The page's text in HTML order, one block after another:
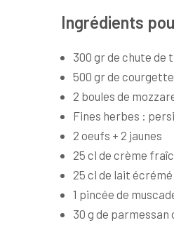
Ingrédients
300 gr de chute de
500 gr de
2 boules de
Fines herbes :
2 oeufs + 2 jaunes
25 cl de crème
25 cl de lait écrémé
1 pincée de
30 g de parmessan